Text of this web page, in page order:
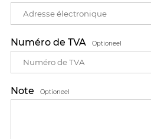
Numéro de TVA Optioneel
Note Optioneel